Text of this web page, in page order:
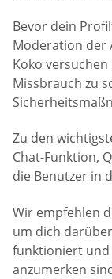
Bevor dein
Moderation der
Koko
Missbrauch zu
Zu den
Chat-Funktion,
die Benutzer in
Wir empfehlen
um dich
funktioniert und
anzumerken